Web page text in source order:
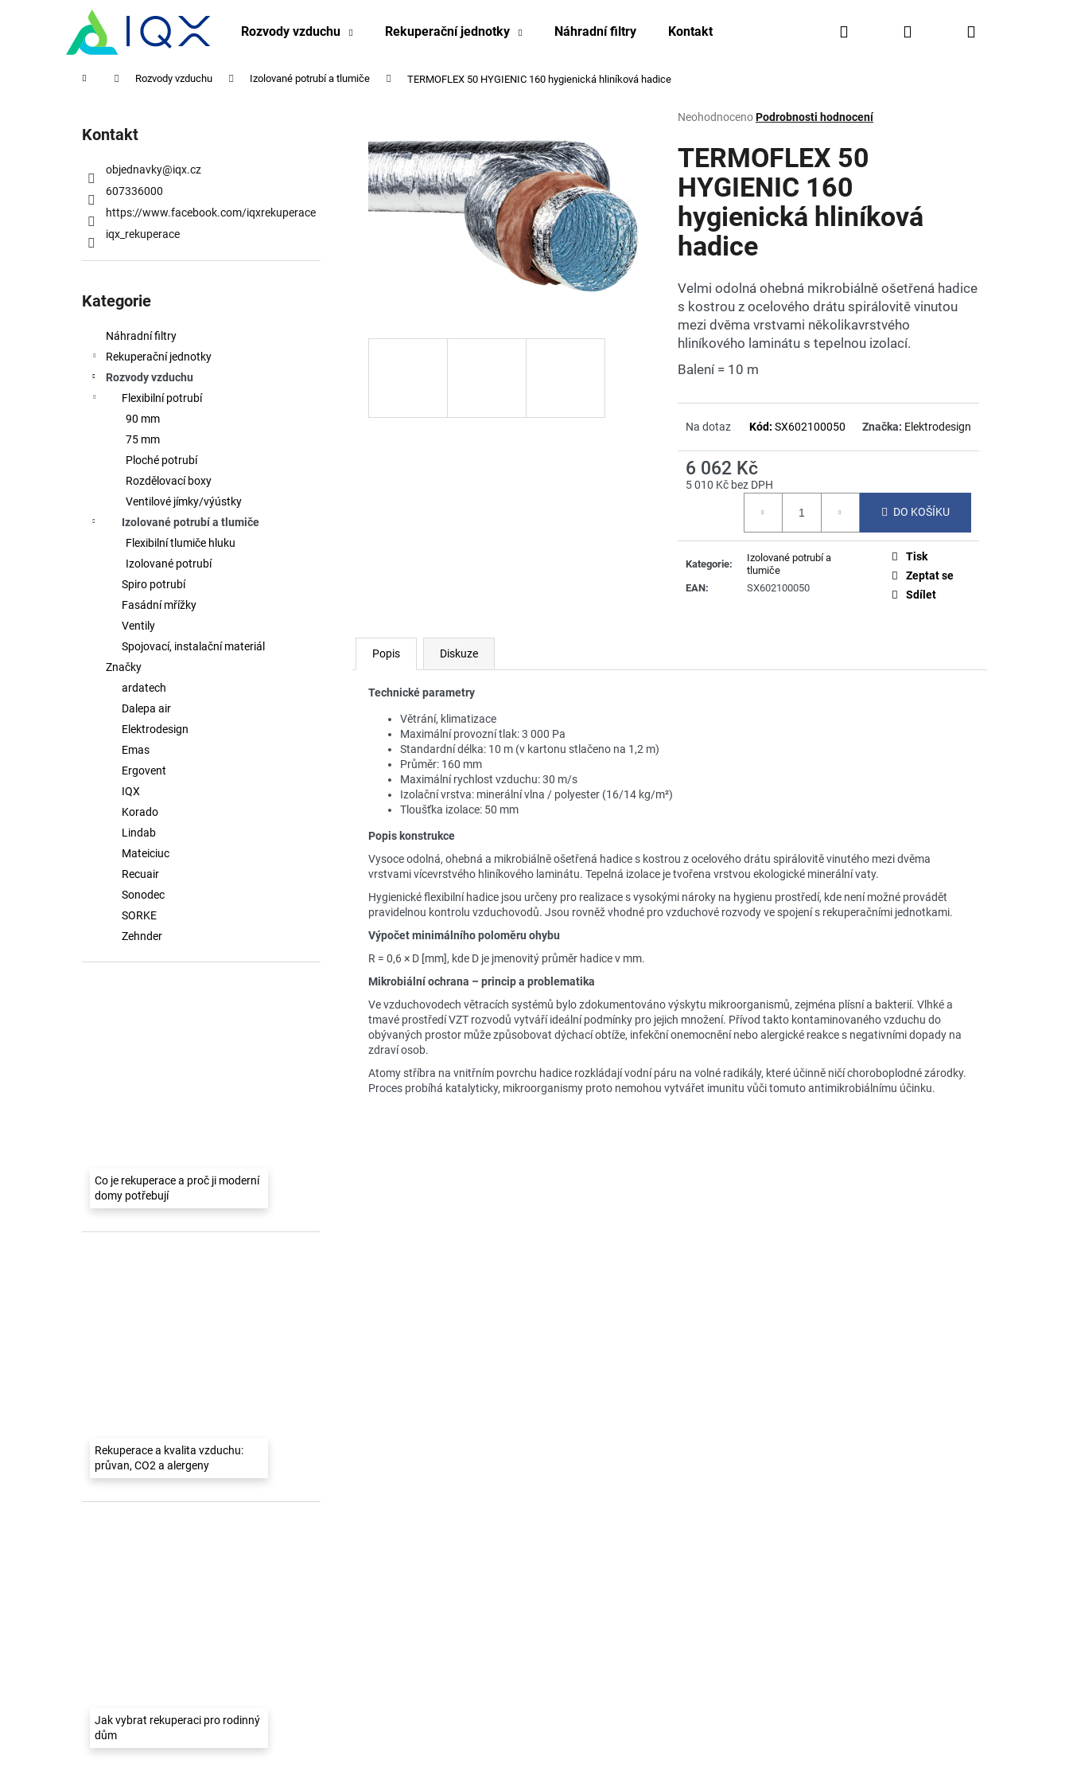
Rozvody vzduchu Rekuperační jednotky Náhradní filtry Kontakt Doprava a platba Značky
Hledat PřihlášeníNákupní
Domů Rozvody vzduchu Izolované potrubí a tlumiče TERMOFLEX 50 HYGIENIC 160 hygienická hliníková hadice
Kontakt
objednavky@iqx.cz
607336000
https://www.facebook.com/iqxrekuperace
iqx_rekuperace
kategorie
Kategorie
Náhradní filtry
Rekuperační jednotky
Rozvody vzduchu
Flexibilní potrubí
90 mm
75 mm
Ploché potrubí
Rozdělovací boxy
Ventilové jímky/výústky
Izolované potrubí a tlumiče
Flexibilní tlumiče hluku
Izolované potrubí
Spiro potrubí
Fasádní mřížky
Ventily
Spojovací, instalační materiál
Značky
ardatech
Dalepa air
Elektrodesign
Emas
Ergovent
IQX
Korado
Lindab
Mateiciuc
Recuair
Sonodec
SORKE
Zehnder
Co je rekuperace a proč ji moderní
domy potřebují
Rekuperace a kvalita vzduchu:
průvan, CO2 a alergeny
Jak vybrat rekuperaci pro rodinný
dům
Průměrné
produktu
0,0
5
hvězdiček.
NeohodnocenoPodrobnosti hodnocení
TERMOFLEX 50
HYGIENIC 160
hygienická hliníková
hadice
Velmi odolná ohebná mikrobiálně ošetřená hadice
s kostrou z ocelového drátu spirálovitě vinutou
mezi dvěma vrstvami několikavrstvého
hliníkového laminátu s tepelnou izolací.
Balení = 10 m
Na dotaz Kód: SX602100050 Značka: Elektrodesign
6 062 Kč
5 010 Kč bez DPH
DO KOŠÍKU
Kategorie:
Izolované potrubí a
tlumiče
EAN: SX602100050
Tisk
Zeptat se
Sdílet
Popis Diskuze
Technické parametry
Větrání, klimatizace
Maximální provozní tlak: 3 000 Pa
Standardní délka: 10 m (v kartonu stlačeno na 1,2 m)
Průměr: 160 mm
Maximální rychlost vzduchu: 30 m/s
Izolační vrstva: minerální vlna / polyester (16/14 kg/m²)
Tloušťka izolace: 50 mm
Popis konstrukce
Vysoce odolná, ohebná a mikrobiálně ošetřená hadice s kostrou z ocelového drátu spirálovitě vinutého mezi dvěma
vrstvami vícevrstvého hliníkového laminátu. Tepelná izolace je tvořena vrstvou ekologické minerální vaty.
Hygienické flexibilní hadice jsou určeny pro realizace s vysokými nároky na hygienu prostředí, kde není možné provádět
pravidelnou kontrolu vzduchovodů. Jsou rovněž vhodné pro vzduchové rozvody ve spojení s rekuperačními jednotkami.
Výpočet minimálního poloměru ohybu
R = 0,6 × D [mm], kde D je jmenovitý průměr hadice v mm.
Mikrobiální ochrana – princip a problematika
Ve vzduchovodech větracích systémů bylo zdokumentováno výskytu mikroorganismů, zejména plísní a bakterií. Vlhké a
tmavé prostředí VZT rozvodů vytváří ideální podmínky pro jejich množení. Přívod takto kontaminovaného vzduchu do
obývaných prostor může způsobovat dýchací obtíže, infekční onemocnění nebo alergické reakce s negativními dopady na
zdraví osob.
Atomy stříbra na vnitřním povrchu hadice rozkládají vodní páru na volné radikály, které účinně ničí choroboplodné zárodky.
Proces probíhá katalyticky, mikroorganismy proto nemohou vytvářet imunitu vůči tomuto antimikrobiálnímu účinku.
Zpět
Zpět
Co potřebujete najít?
HLEDAT
Doporučujeme